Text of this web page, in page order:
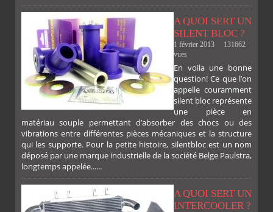
FACEBOOKTWITTERGOOGLEPINTEREST
PLUS
A QUOI SERT UN
SILENT BLOC ?
1 février 2013
131662
vues
En voila une bonne
question! Ce que l’on
appelle couramment
silent bloc représente
une pièce en
matériau souple permettant d’absorber des chocs ou des
vibrations entre différentes pièces mécaniques et la structure
qui les supporte. Pour la petite histoire, silentbloc est un nom
déposé par une marque industrielle de la société Belge Paulstra,
longtemps appelée......
A QUOI SERT UN
INTERCOOLER ?